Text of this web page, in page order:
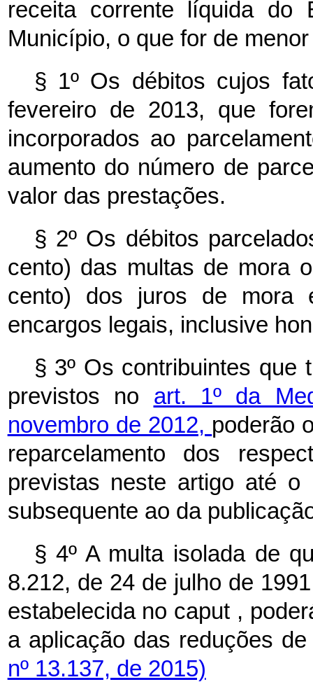
receita corrente líquida do
Município, o que for de
§ 1º Os débitos cujos
fevereiro de 2013, que
incorporados ao
aumento do número de
valor das prestações.
§ 2º Os débitos
cento) das multas de mora
cento) dos juros de mora
encargos legais, inclusive
§ 3º Os contribuintes que
previstos no art. 1º da
novembro de 2012, poderão
reparcelamento dos
previstas neste artigo até
subsequente ao da
§ 4º A multa isolada de
8.212, de 24 de julho de
estabelecida no caput ,
a aplicação das reduções
nº 13.137, de 2015)